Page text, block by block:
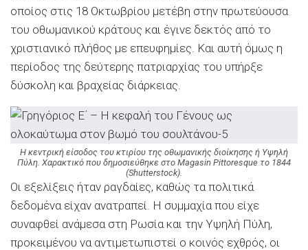
οποίος στις 18 Οκτωβρίου μετέβη στην πρωτεύουσα
του οθωμανικού κράτους και έγινε δεκτός από το
χριστιανικό πλήθος με επευφημίες. Και αυτή όμως η
περίοδος της δεύτερης πατριαρχίας του υπήρξε
δύσκολη και βραχείας διάρκειας.
Η κεντρική είσοδος του κτιρίου της οθωμανικής διοίκησης ή Υψηλή
Πύλη. Χαρακτικό που δημοσιεύθηκε στο Magasin Pittoresque το 1844
(Shutterstock).
Οι εξελίξεις ήταν ραγδαίες, καθώς τα πολιτικά
δεδομένα είχαν ανατραπεί. Η συμμαχία που είχε
συναφθεί ανάμεσα στη Ρωσία και την Υψηλή Πύλη,
προκειμένου να αντιμετωπιστεί ο κοινός εχθρός, οι